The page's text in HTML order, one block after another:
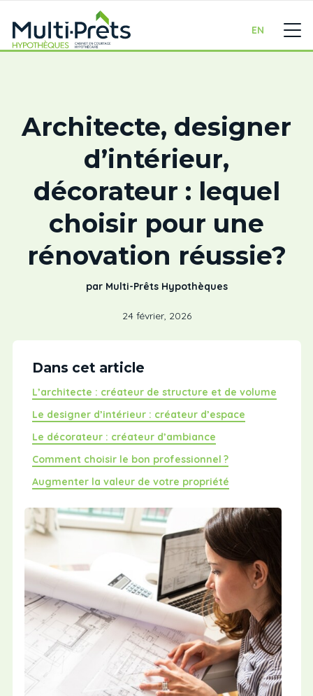
EN
Architecte, designer
d’intérieur,
décorateur : lequel
choisir pour une
rénovation réussie?
par Multi-Prêts Hypothèques
24 février, 2026
Dans cet article
L’architecte : créateur de structure et de volume
Le designer d’intérieur : créateur d’espace
Le décorateur : créateur d’ambiance
Comment choisir le bon professionnel ?
Augmenter la valeur de votre propriété